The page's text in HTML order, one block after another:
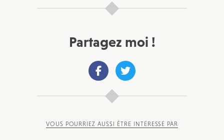
Partagez moi !
VOUS POURRIEZ AUSSI ÊTRE INTÉRESSÉ PAR